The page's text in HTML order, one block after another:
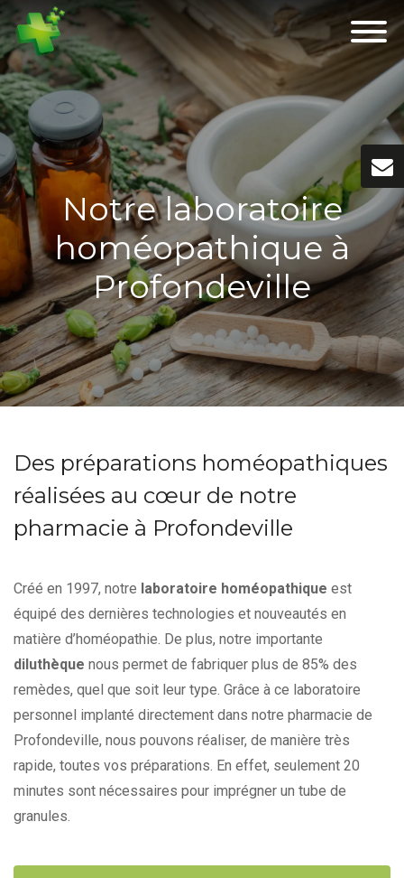
Notre laboratoire
homéopathique à
Profondeville
Des préparations homéopathiques
réalisées au cœur de notre
pharmacie à Profondeville
Créé en 1997, notre laboratoire homéopathique est
équipé des dernières technologies et nouveautés en
matière d’homéopathie. De plus, notre importante
diluthèque nous permet de fabriquer plus de 85% des
remèdes, quel que soit leur type. Grâce à ce laboratoire
personnel implanté directement dans notre pharmacie de
Profondeville, nous pouvons réaliser, de manière très
rapide, toutes vos préparations. En effet, seulement 20
minutes sont nécessaires pour imprégner un tube de
granules.